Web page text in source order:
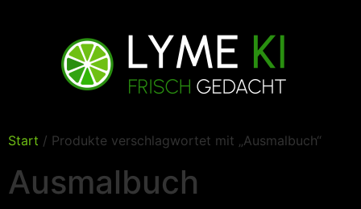
Start / Produkte verschlagwortet mit „Ausmalbuch“
Ausmalbuch